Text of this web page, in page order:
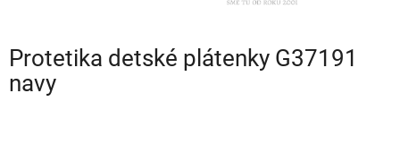
Protetika detské plátenky G37191
navy